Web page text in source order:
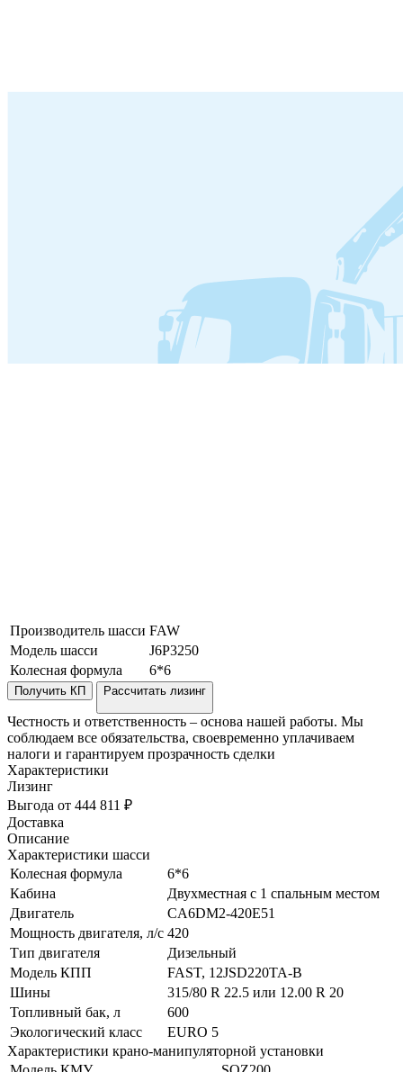
Производитель шасси FAW
Модель шасси
J6P3250
Колесная формула
6*6
Получить КП Рассчитать лизинг
Честность и ответственность – основа нашей работы. Мы
соблюдаем все обязательства, своевременно уплачиваем
налоги и гарантируем прозрачность сделки
Характеристики
Лизинг
Выгода от 444 811 ₽
Доставка
Описание
Характеристики шасси
Колесная формула
6*6
Кабина
Двухместная с 1 спальным местом
Двигатель
CA6DM2-420E51
Мощность двигателя, л/с 420
Тип двигателя
Дизельный
Модель КПП
FAST, 12JSD220TA-B
Шины
315/80 R 22.5 или 12.00 R 20
Топливный бак, л
600
Экологический класс
EURO 5
Характеристики крано-манипуляторной установки